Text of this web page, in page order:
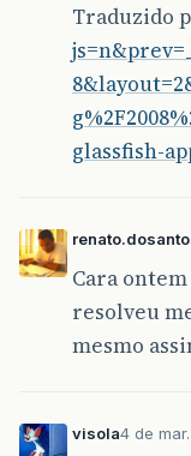
Traduzido
glassfish-
Cara
resolveu
mesmo
visola4 de